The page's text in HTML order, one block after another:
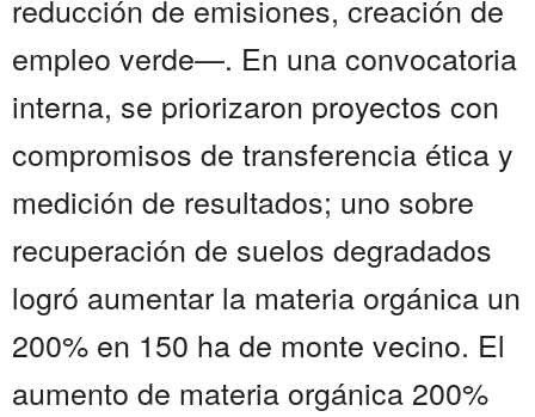
reducción de emisiones, creación de
empleo verde—. En una convocatoria
interna, se priorizaron proyectos con
compromisos de transferencia ética y
medición de resultados; uno sobre
recuperación de suelos degradados
logró aumentar la materia orgánica un
200% en 150 ha de monte vecino. El
aumento de materia orgánica 200%